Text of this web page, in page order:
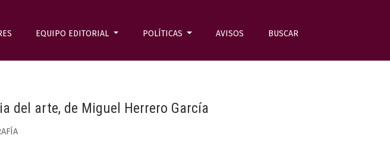
EQUIPO EDITORIAL POLÍTICAS AVISOS BUSCAR
del arte, de Miguel Herrero García